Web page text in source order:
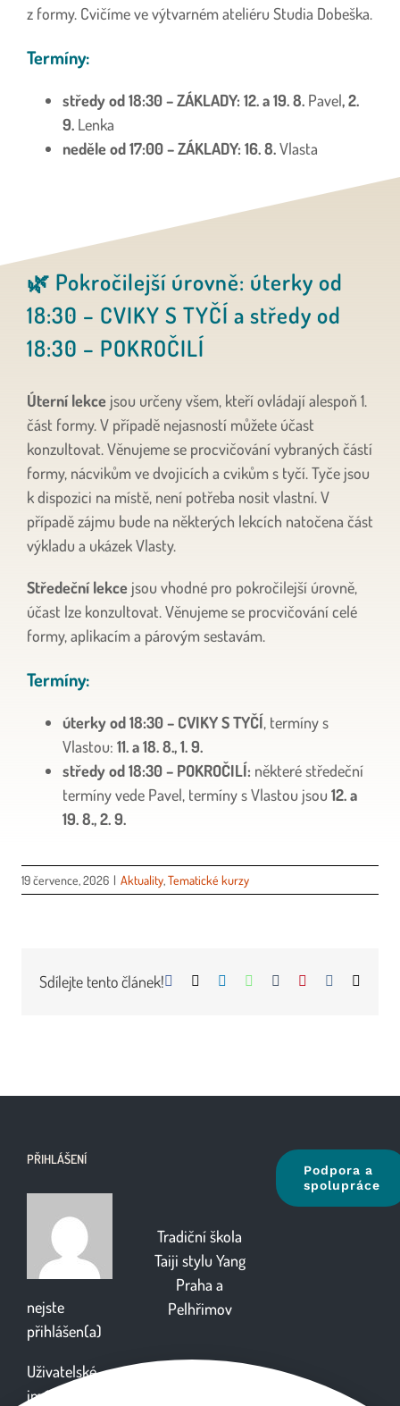
z formy. Cvičíme ve výtvarném ateliéru Studia Dobeška.
Termíny:
středy od 18:30 – ZÁKLADY: 12.a 19. 8. Pavel, 2.
9. Lenka
neděle od 17:00 – ZÁKLADY: 16. 8.Vlasta
🌿 Pokročilejší úrovně: úterky od
18:30 – CVIKY S TYČÍ a středy od
18:30 – POKROČILÍ
Úterní lekcejsou určeny všem, kteří ovládají alespoň 1.
část formy. V případě nejasností můžete účast
konzultovat. Věnujeme se procvičování vybraných částí
formy, nácvikům ve dvojicích a cvikům s tyčí. Tyče jsou
k dispozici na místě, není potřeba nosit vlastní. V
případě zájmu bude na některých lekcích natočena část
výkladu a ukázek Vlasty.
Středeční lekcejsou vhodné pro pokročilejší úrovně,
účast lze konzultovat. Věnujeme se procvičování celé
formy, aplikacím a párovým sestavám.
Termíny:
úterky od 18:30 – CVIKY S TYČÍ, termíny s
Vlastou: 11. a 18. 8., 1. 9.
středy od 18:30 – POKROČILÍ: některé středeční
termíny vede Pavel, termíny s Vlastou jsou 12. a
19. 8., 2. 9.
19 července, 2026 | Aktuality,Tematické kurzy
Sdílejte tento článek! Facebook LinkedInWhatsApp
TumblrPinterest
PŘIHLÁŠENÍ
nejste
přihlášen(a)
Uživatelské
jméno
Tradiční škola
Taiji stylu Yang
Praha a
Pelhřimov
Podpora a
spolupráce